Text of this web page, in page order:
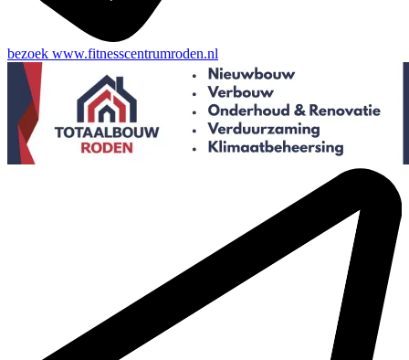
bezoek www.fitnesscentrumroden.nl